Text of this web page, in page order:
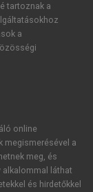
tartoznak a
a
online
megismerésével a
meg, és
alkalommal láthat
és hirdetőkkel